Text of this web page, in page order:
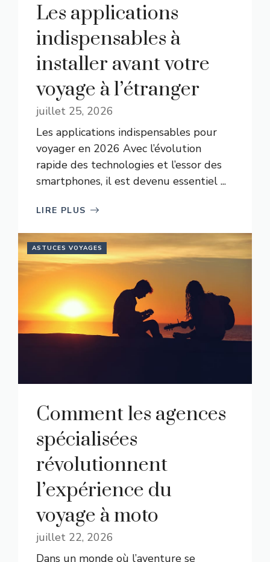
Les applications
indispensables à
installer avant votre
voyage à l’étranger
juillet 25, 2026
Les applications indispensables pour
voyager en 2026 Avec l’évolution
rapide des technologies et l’essor des
smartphones, il est devenu essentiel ...
LIRE PLUS
ASTUCES VOYAGES
Comment les agences
spécialisées
révolutionnent
l’expérience du
voyage à moto
juillet 22, 2026
Dans un monde où l’aventure se